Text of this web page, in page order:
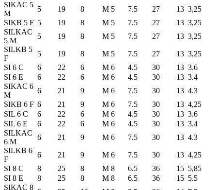
SIKAC 5
M
5 19 8 M 5 7.5 27 13 3,25
SIKB 5 F 5 19 8 M 5 7.5 27 13 3,25
SILKAC
5 M
5 19 8 M 5 7.5 27 13 3,25
SILKB 5
F
5 19 8 M 5 7.5 27 13 3,25
SI 6 C
6 22 6 M 6 4.5 30 13 3.6
SI 6 E
6 22 6 M 6 4.5 30 13 3.4
SIKAC 6
M
6 21 9 M 6 7.5 30 13 4.3
SIKB 6 F 6 21 9 M 6 7.5 30 13 4,25
SIL 6 C
6 22 6 M 6 4.5 30 13 3.6
SIL 6 E
6 22 6 M 6 4.5 30 13 3.4
SILKAC
6 M
6 21 9 M 6 7.5 30 13 4.3
SILKB 6
F
6 21 9 M 6 7.5 30 13 4,25
SI 8 C
8 25 8 M 8 6.5 36 15 5,85
SI 8 E
8 25 8 M 8 6.5 36 15 5.5
SIKAC 8